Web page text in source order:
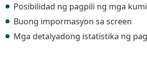
Posibilidad ng pagpili ng mga
Buong impormasyon sa screen
Mga detalyadong istatistika ng